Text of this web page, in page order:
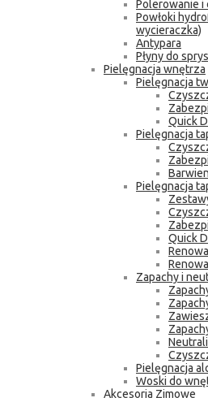
Polerowanie
Powłoki
wycieraczka)
Antypara
Płyny do
Pielęgnacja wnętrza
Pielęgnacja
Quick
Pielęgnacja
Pielęgnacja
Quick
Zapachy i
Pielęgnacja
Woski do
Akcesoria Zimowe